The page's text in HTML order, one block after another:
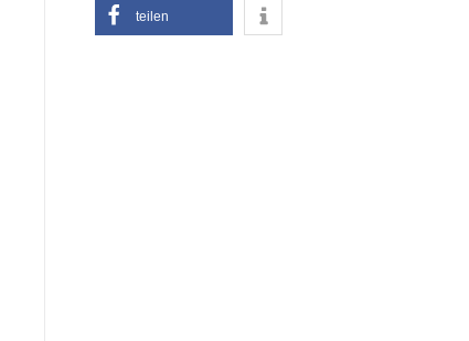
teilen